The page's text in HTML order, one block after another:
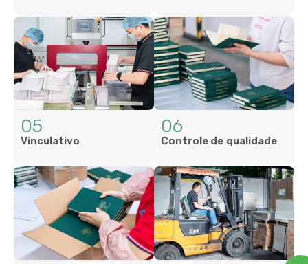
05
Vinculativo
06
Controle de qualidade